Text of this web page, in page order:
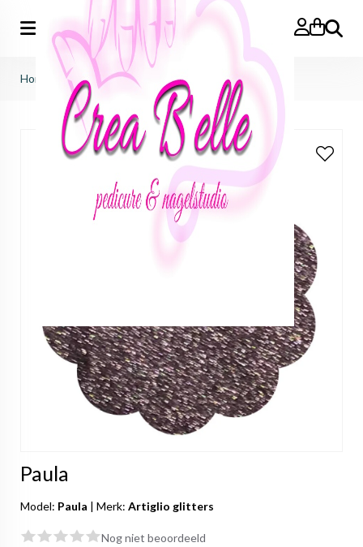
Zoeken
Home Sale>sale>Paula
Paula
Model: Paula | Merk: Artiglio glitters
Nog niet beoordeeld